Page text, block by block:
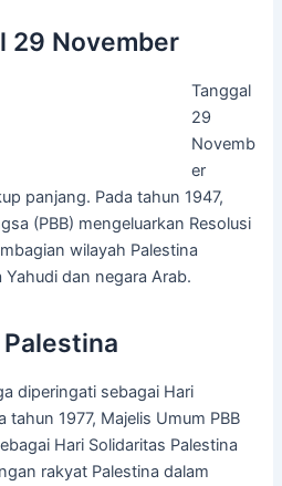
29 November
Tanggal
29
Novemb
er
panjang. Pada tahun 1947,
(PBB) mengeluarkan Resolusi
wilayah Palestina
dan negara Arab.
diperingati sebagai Hari
tahun 1977, Majelis Umum PBB
Hari Solidaritas Palestina
rakyat Palestina dalam